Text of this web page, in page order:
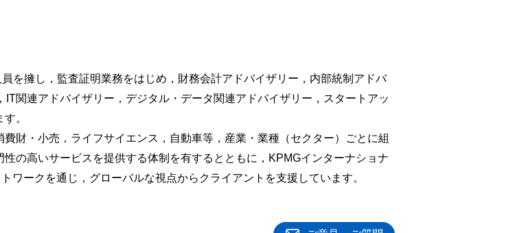
を擁し，監査証明業務をはじめ，財務会計アドバイザリー，内部統制アドバ
関連アドバイザリー，デジタル・データ関連アドバイザリー，スタートアッ
。
財・小売，ライフサイエンス，自動車等，産業・業種（セクター）ごとに組
の高いサービスを提供する体制を有するとともに，KPMGインターナショナ
ワークを通じ，グローバルな視点からクライアントを支援しています。